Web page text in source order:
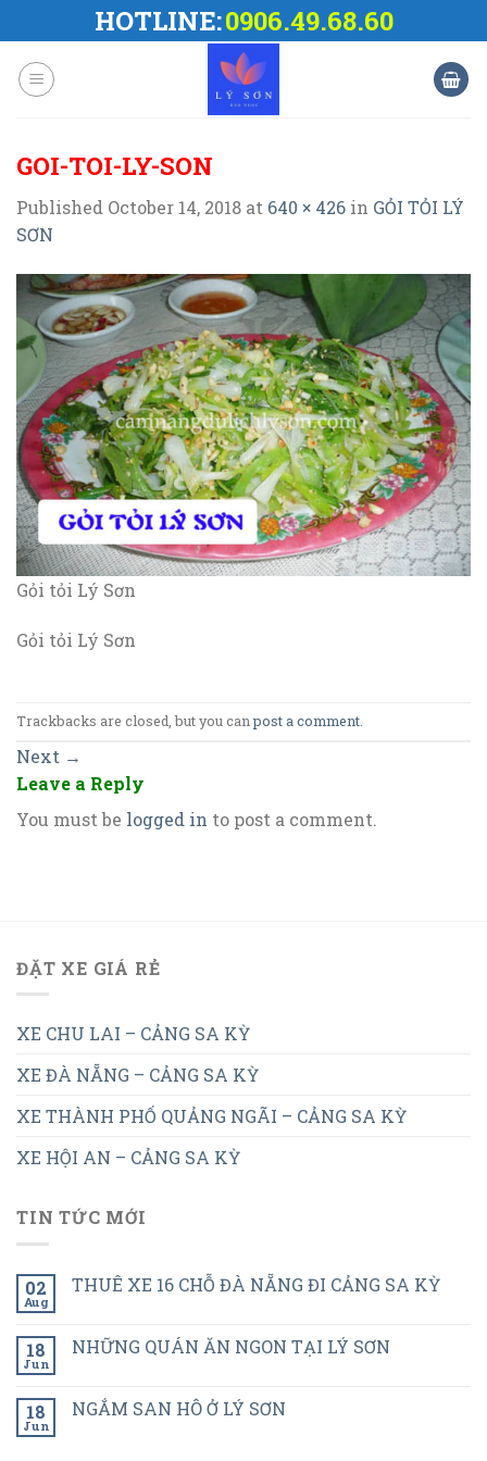
to
content
HOTLINE:0906.49.68.60
GOI-TOI-LY-SON
Published October 14, 2018 at 640 × 426 in GỎI TỎI LÝ
SƠN
Gỏi tỏi Lý Sơn
Gỏi tỏi Lý Sơn
Trackbacks are closed, but you canpost a comment
Next →
Leave a Reply
You must be logged in to post a comment.
ĐẶT XE GIÁ RẺ
XE CHU LAI – CẢNG SA KỲ
XE ĐÀ NẴNG – CẢNG SA KỲ
XE THÀNH PHỐ QUẢNG NGÃI – CẢNG SA KỲ
XE HỘI AN – CẢNG SA KỲ
TIN TỨC MỚI
02
Aug
THUÊ XE 16 CHỖ ĐÀ NẴNG ĐI CẢNG SA KỲ
18
Jun
NHỮNG QUÁN ĂN NGON TẠI LÝ SƠN
18
Jun
NGẮM SAN HÔ Ở LÝ SƠN